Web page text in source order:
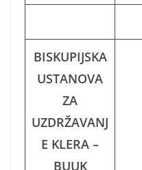
BISKUPIJSKA
USTANOVA
ZA
UZDRŽAVANJ
E KLERA –
BUUK